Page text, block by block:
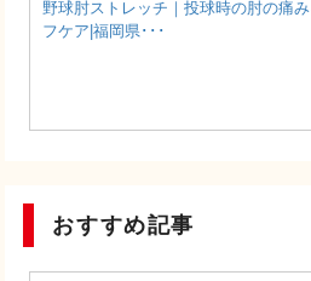
野球肘ストレッチ｜投球時の肘の痛
フケア|福岡県･･･
おすすめ記事